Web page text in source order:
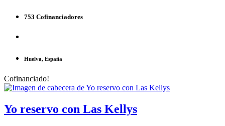
753 Cofinanciadores
Huelva, España
Cofinanciado!
Yo reservo con Las Kellys